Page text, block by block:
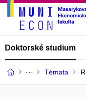
Doktorské studium
Témata